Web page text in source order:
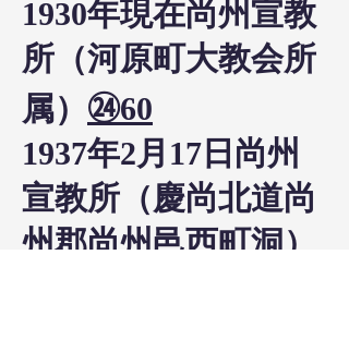
1930年現在尚州宣教
所（河原町大教会所
属） ㉔60
1937年2月17日尚州
宣教所（慶尚北道尚
州郡尚州邑西町洞）